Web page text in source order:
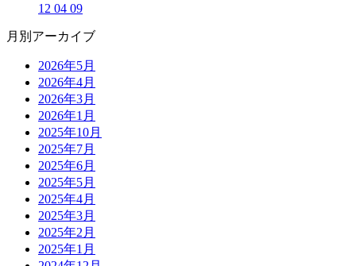
12 04 09
月別アーカイブ
2026年5月
2026年4月
2026年3月
2026年1月
2025年10月
2025年7月
2025年6月
2025年5月
2025年4月
2025年3月
2025年2月
2025年1月